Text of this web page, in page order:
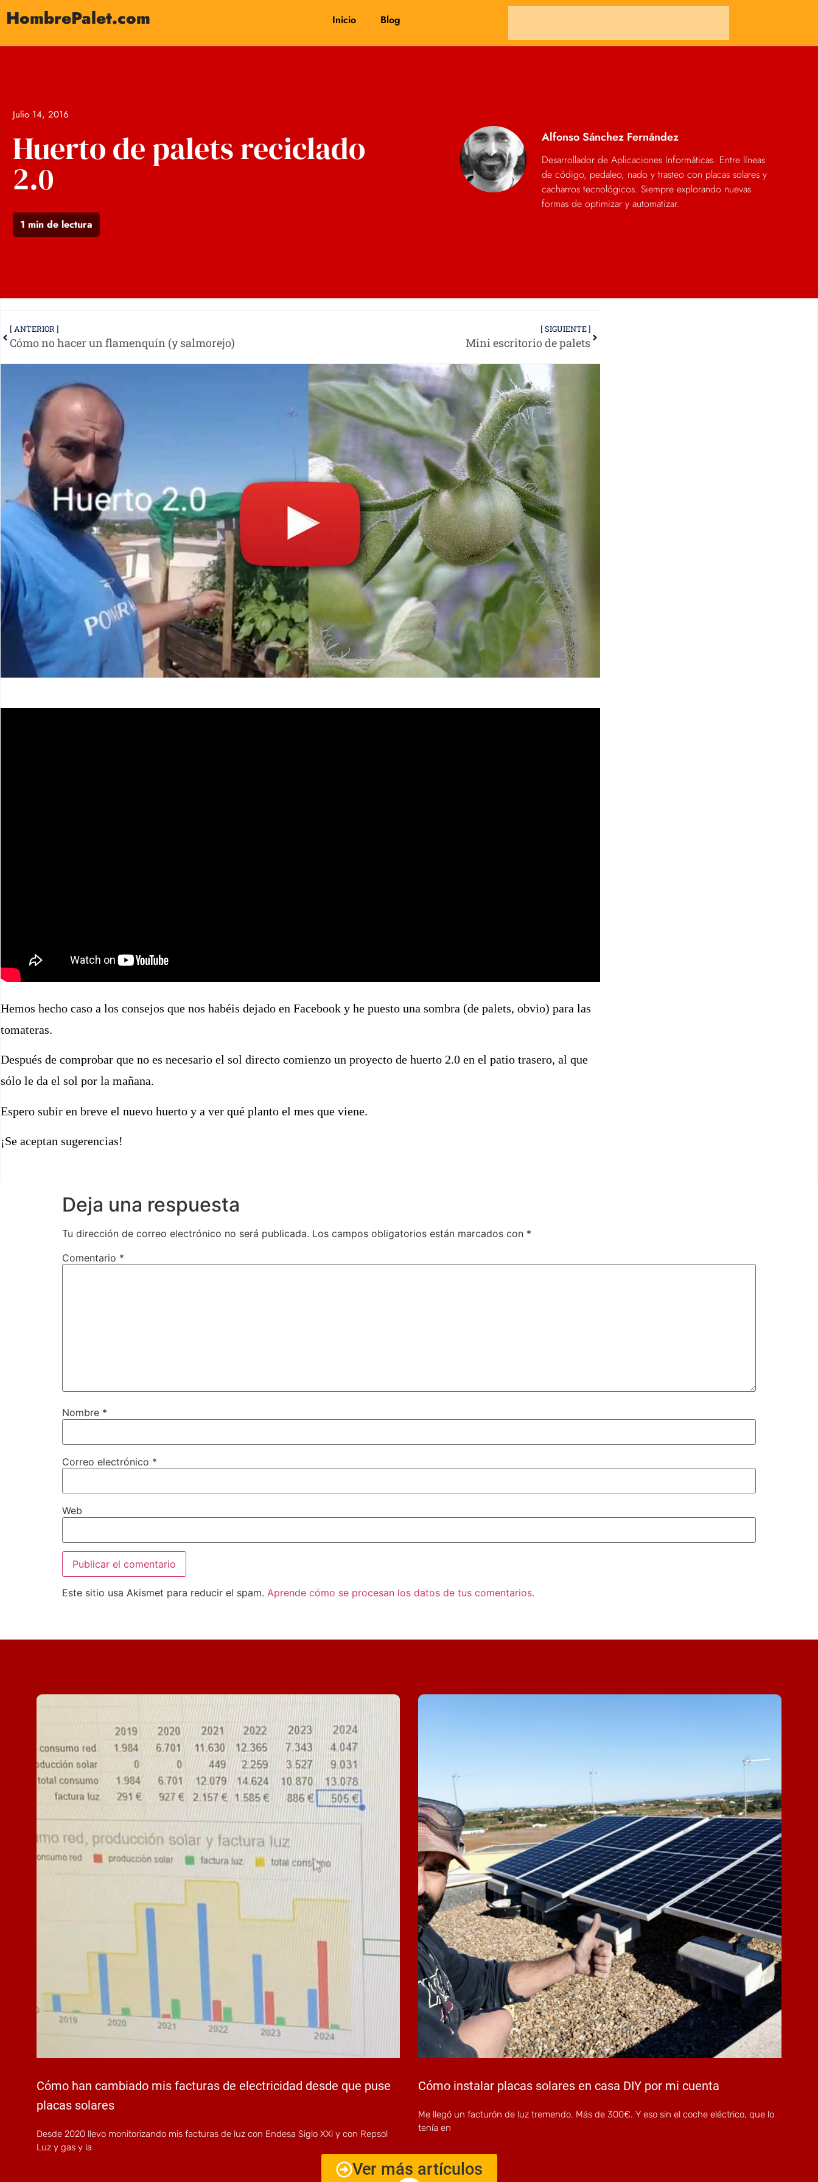
HombrePalet.com Inicio Blog
Julio 14, 2016
Huerto de palets reciclado
2.0
1 min de lectura
Alfonso Sánchez Fernández
Desarrollador de Aplicaciones Informáticas. Entre líneas
de código, pedaleo, nado y trasteo con placas solares y
cacharros tecnológicos. Siempre explorando nuevas
formas de optimizar y automatizar.
[ ANTERIOR ]
Cómo no hacer un flamenquín (y salmorejo)
[ SIGUIENTE ]
Mini escritorio de palets
Hemos hecho caso a los consejos que nos habéis dejado en Facebook y he puesto una sombra (de palets, obvio) para las
tomateras.
Después de comprobar que no es necesario el sol directo comienzo un proyecto de huerto 2.0 en el patio trasero, al que
sólo le da el sol por la mañana.
Espero subir en breve el nuevo huerto y a ver qué planto el mes que viene.
¡Se aceptan sugerencias!
Deja una respuesta
Tu dirección de correo electrónico no será publicada. Los campos obligatorios están marcados con *
Comentario *
Nombre *
Correo electrónico *
Web
Este sitio usa Akismet para reducir el spam. Aprende cómo se procesan los datos de tus comentarios.
Cómo han cambiado mis facturas de electricidad desde que puse
placas solares
Desde 2020 llevo monitorizando mis facturas de luz con Endesa Siglo XXi y con Repsol
Luz y gas y la
Cómo instalar placas solares en casa DIY por mi cuenta
Me llegó un facturón de luz tremendo. Más de 300€. Y eso sin el coche eléctrico, que lo
tenía en
Ver más artículos